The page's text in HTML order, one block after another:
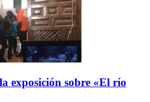
exposición sobre «El río